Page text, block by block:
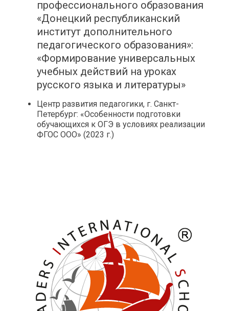
профессионального образования
«Донецкий республиканский
институт дополнительного
педагогического образования»:
«Формирование универсальных
учебных действий на уроках
русского языка и литературы»
Центр развития педагогики, г. Санкт-
Петербург: «Особенности подготовки
обучающихся к ОГЭ в условиях реализации
ФГОС ООО» (2023 г.)